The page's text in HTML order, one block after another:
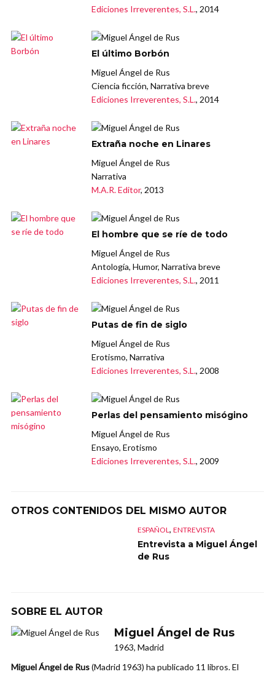
Ediciones Irreverentes, S.L., 2014
El último Borbón
Miguel Ángel de Rus
Ciencia ficción, Narrativa breve
Ediciones Irreverentes, S.L., 2014
Extraña noche en Linares
Miguel Ángel de Rus
Narrativa
M.A.R. Editor, 2013
El hombre que se ríe de todo
Miguel Ángel de Rus
Antología, Humor, Narrativa breve
Ediciones Irreverentes, S.L., 2011
Putas de fin de siglo
Miguel Ángel de Rus
Erotismo, Narrativa
Ediciones Irreverentes, S.L., 2008
Perlas del pensamiento misógino
Miguel Ángel de Rus
Ensayo, Erotismo
Ediciones Irreverentes, S.L., 2009
OTROS CONTENIDOS DEL MISMO AUTOR
ESPAÑOL, ENTREVISTA
Entrevista a Miguel Ángel
de Rus
SOBRE EL AUTOR
Miguel Ángel de Rus
1963, Madrid
Miguel Ángel de Rus(Madrid 1963) ha publicado 11 libros. El